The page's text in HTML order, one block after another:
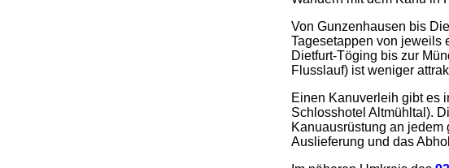
Von Gunzenhausen bis
Tagesetappen von jeweils
Dietfurt-Töging bis zur
Flusslauf) ist weniger
Einen Kanuverleih gibt es
Schlosshotel Altmühltal).
Kanuausrüstung an
Auslieferung und das